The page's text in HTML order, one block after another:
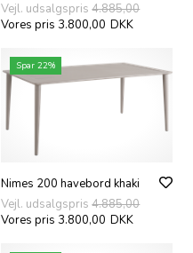
Vejl. udsalgspris4.885,00
Vores pris 3.800,00 DKK
Spar 22%
Nimes 200 havebord khaki
Vejl. udsalgspris4.885,00
Vores pris 3.800,00 DKK